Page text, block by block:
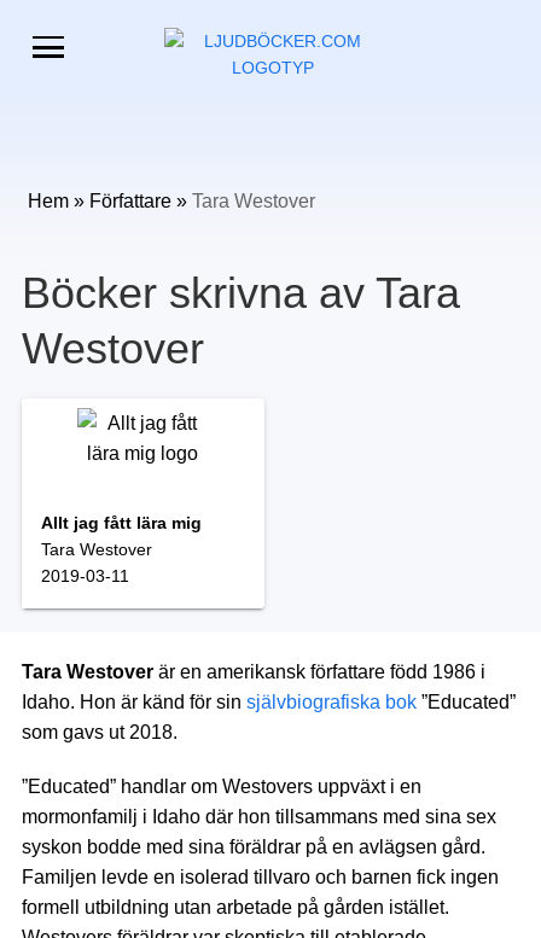
Hem» Författare» Tara Westover
Böcker skrivna av Tara
Westover
Allt jag fått lära mig
Tara Westover
2019-03-11
Tara Westoverär en amerikansk författare född 1986 i
Idaho. Hon är känd för sin självbiografiska bok”Educated”
som gavs ut 2018.
”Educated” handlar om Westovers uppväxt i en
mormonfamilj i Idaho där hon tillsammans med sina sex
syskon bodde med sina föräldrar på en avlägsen gård.
Familjen levde en isolerad tillvaro och barnen fick ingen
formell utbildning utan arbetade på gården istället.